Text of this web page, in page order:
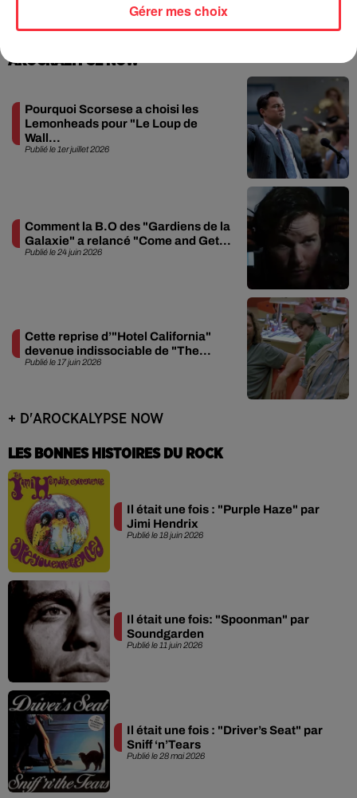
AROCKALYPSE NOW
Publié le 1er juillet 2026
Pourquoi Scorsese a choisi les
Lemonheads pour "Le Loup de
Wall...
Publié le 24 juin 2026
Comment la B.O des "Gardiens de la
Galaxie" a relancé "Come and Get...
Publié le 17 juin 2026
Cette reprise d’"Hotel California"
devenue indissociable de "The...
+ D'AROCKALYPSE NOW
LES BONNES HISTOIRES DU ROCK
Publié le 18 juin 2026
Il était une fois : "Purple Haze" par
Jimi Hendrix
Publié le 11 juin 2026
Il était une fois: "Spoonman" par
Soundgarden
Publié le 28 mai 2026
Il était une fois : "Driver’s Seat" par
Sniff ‘n’Tears
Gérer mes choix